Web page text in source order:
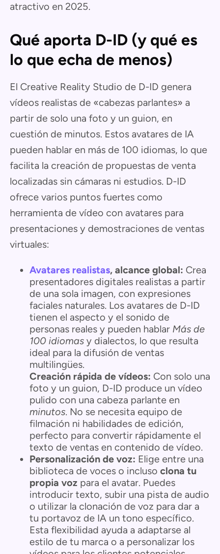
atractivo en 2025.
Qué aporta D-ID (y qué es
lo que echa de menos)
El Creative Reality Studio de D-ID genera
vídeos realistas de «cabezas parlantes» a
partir de solo una foto y un guion, en
cuestión de minutos. Estos avatares de IA
pueden hablar en más de 100 idiomas, lo que
facilita la creación de propuestas de venta
localizadas sin cámaras ni estudios. D-ID
ofrece varios puntos fuertes como
herramienta de vídeo con avatares para
presentaciones y demostraciones de ventas
virtuales:
Avatares realistas, alcance global: Crea
presentadores digitales realistas a partir
de una sola imagen, con expresiones
faciales naturales. Los avatares de D-ID
tienen el aspecto y el sonido de
personas reales y pueden hablar Más de
100 idiomas y dialectos, lo que resulta
ideal para la difusión de ventas
multilingües.
Creación rápida de vídeos: Con solo una
foto y un guion, D-ID produce un vídeo
pulido con una cabeza parlante en
minutos. No se necesita equipo de
filmación ni habilidades de edición,
perfecto para convertir rápidamente el
texto de ventas en contenido de vídeo.
Personalización de voz: Elige entre una
biblioteca de voces o incluso clona tu
propia voz para el avatar. Puedes
introducir texto, subir una pista de audio
o utilizar la clonación de voz para dar a
tu portavoz de IA un tono específico.
Esta flexibilidad ayuda a adaptarse al
estilo de tu marca o a personalizar los